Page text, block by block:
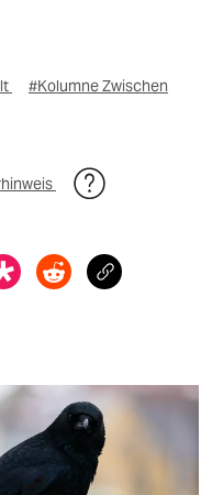
#Kolumne Zwischen